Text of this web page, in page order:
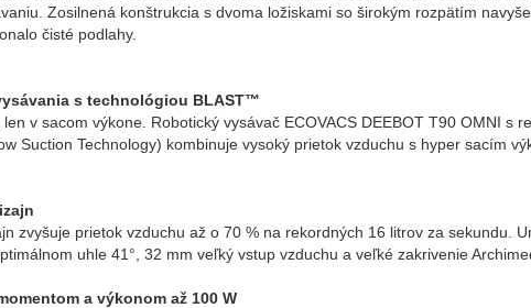
Zosilnená konštrukcia s dvoma ložiskami so širokým rozpätím
čisté podlahy.
s technológiou BLAST™
v sacom výkone. Robotický vysávač ECOVACS DEEBOT T90 OMNI s
Suction Technology) kombinuje vysoký prietok vzduchu s hyper sacím
zvyšuje prietok vzduchu až o 70 % na rekordných 16 litrov za sekundu.
uhle 41°, 32 mm veľký vstup vzduchu a veľké zakrivenie
a výkonom až 100 W